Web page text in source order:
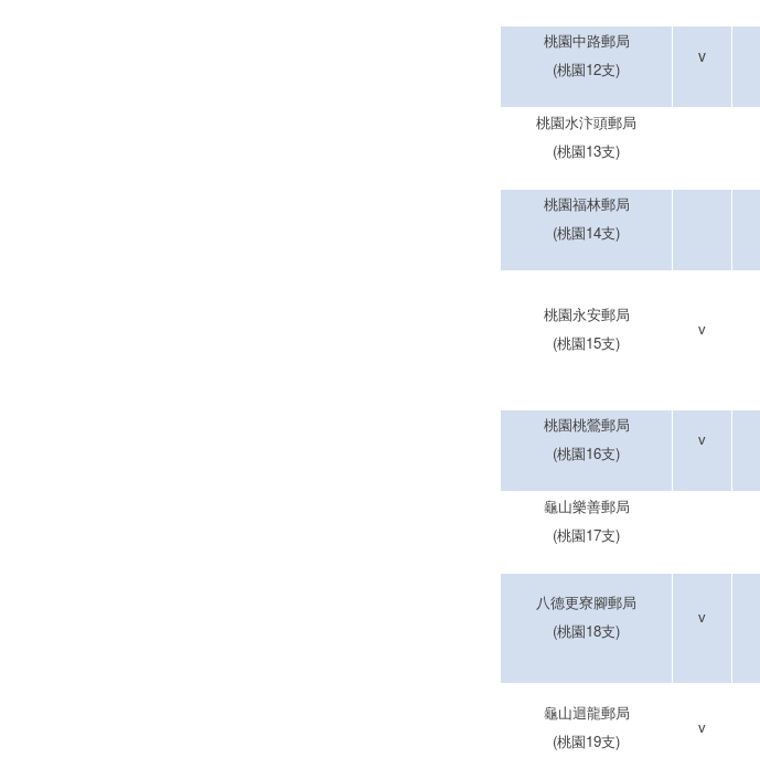
桃園中路郵局
(桃園12支)
v
桃園水汴頭郵局
(桃園13支)
桃園福林郵局
(桃園14支)
桃園永安郵局
(桃園15支)
v
桃園桃鶯郵局
(桃園16支)
v
龜山樂善郵局
(桃園17支)
八德更寮腳郵局
(桃園18支)
v
龜山迴龍郵局
(桃園19支)
v